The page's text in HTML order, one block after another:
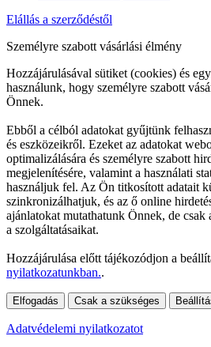
Elállás a szerződéstől
Személyre szabott vásárlási élmény
Hozzájárulásával sütiket (cookies) és
használunk, hogy személyre szabott
Önnek.
Ebből a célból adatokat gyűjtünk
és eszközeikről. Ezeket az adatokat
optimalizálására és személyre szabott
megjelenítésére, valamint a használati
használjuk fel. Az Ön titkosított adatait
szinkronizálhatjuk, és az ő online
ajánlatokat mutathatunk Önnek, de csak
a szolgáltatásaikat.
Hozzájárulása előtt tájékozódjon a
nyilatkozatunkban..
Elfogadás Csak a szükséges
Adatvédelemi nyilatkozatot